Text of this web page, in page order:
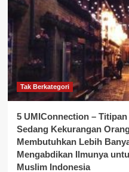
Tak Berkategori
5 UMIConnection –
Sedang Kekurangan
Membutuhkan Lebih
Mengabdikan Ilmunya
Muslim Indonesia